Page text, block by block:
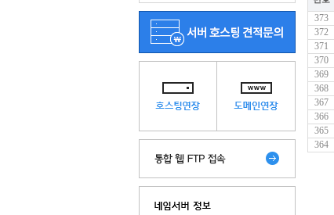
373
372
371
370
369
368
367
366
365
364